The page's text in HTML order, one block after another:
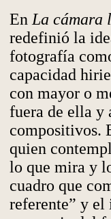
EnLa cámara
redefinió la
fotografía
capacidad
con mayor o
fuera de ella y
compositivos.
quien
lo que mira y
cuadro que
referente” y